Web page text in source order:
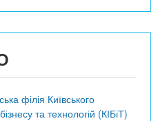
філія Київського
та технологій (КІБіТ)